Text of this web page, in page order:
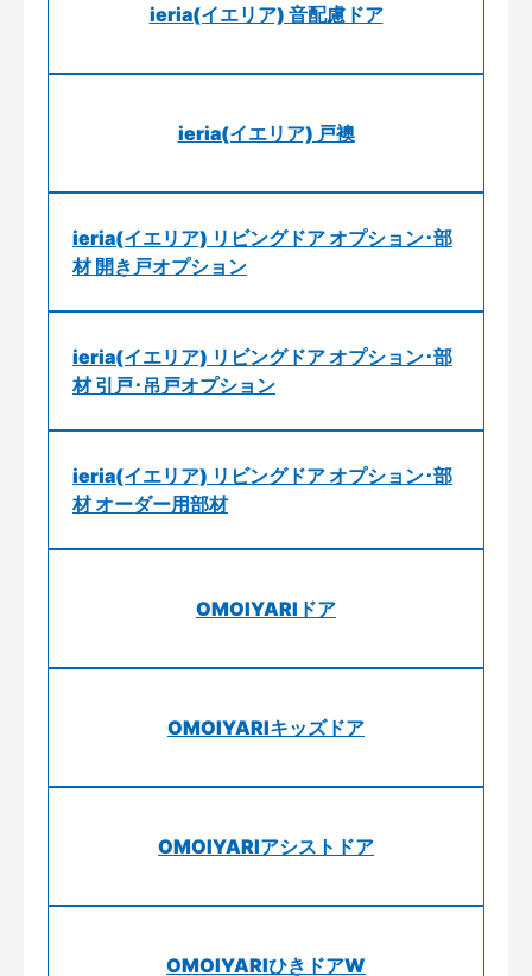
ieria(イエリア) 音配慮ドア
ieria(イエリア) 戸襖
ieria(イエリア) リビングドア オプション･部
材 開き戸オプション
ieria(イエリア) リビングドア オプション･部
材 引戸･吊戸オプション
ieria(イエリア) リビングドア オプション･部
材 オーダー用部材
OMOIYARIドア
OMOIYARIキッズドア
OMOIYARIアシストドア
OMOIYARIひきドアW